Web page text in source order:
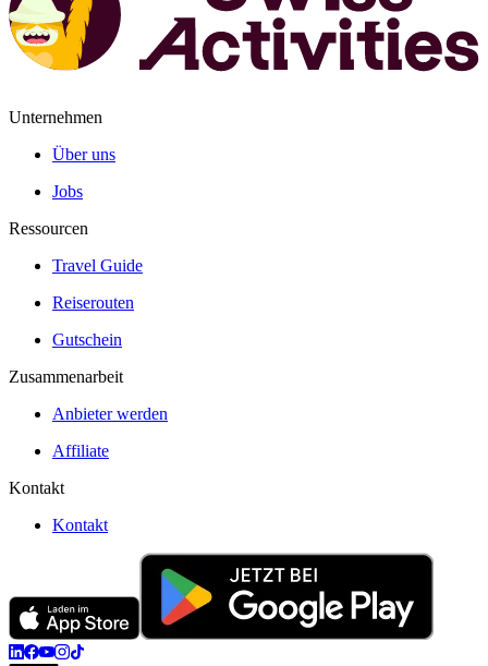
Unternehmen
Über uns
Jobs
Ressourcen
Travel Guide
Reiserouten
Gutschein
Zusammenarbeit
Anbieter werden
Affiliate
Kontakt
Kontakt